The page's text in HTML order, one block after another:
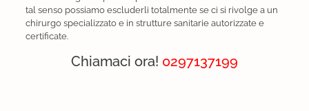
tal senso possiamo escluderli totalmente se ci si rivolge a un
chirurgo specializzato e in strutture sanitarie autorizzate e
certificate.
Chiamaci ora! 0297137199